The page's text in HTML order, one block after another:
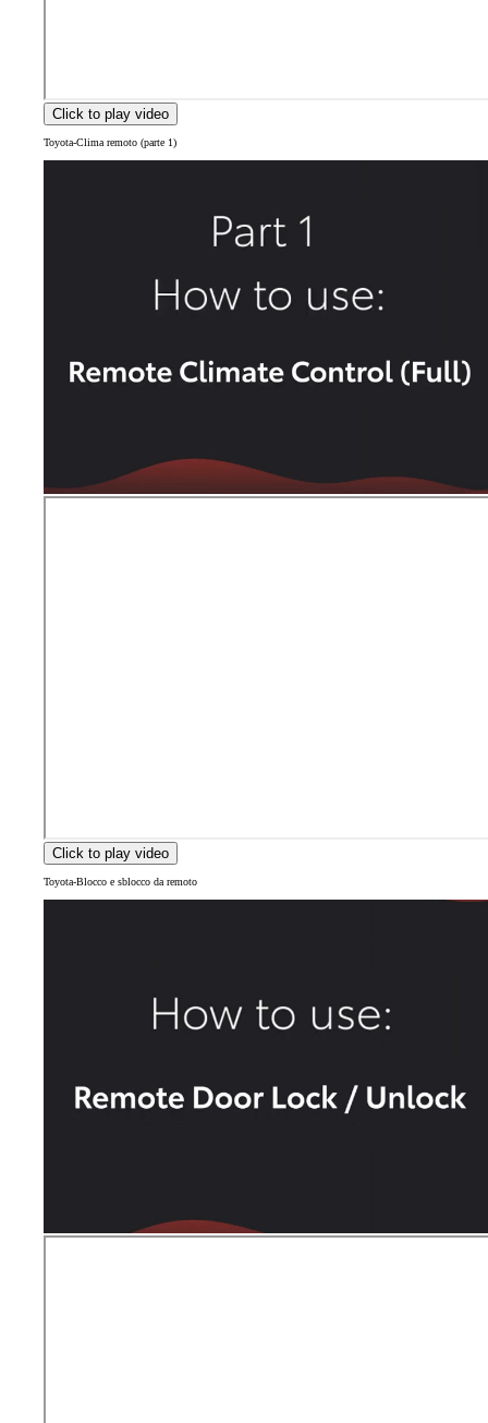
Click to play video
Toyota-Clima remoto (parte 1)
Click to play video
Toyota-Blocco e sblocco da remoto